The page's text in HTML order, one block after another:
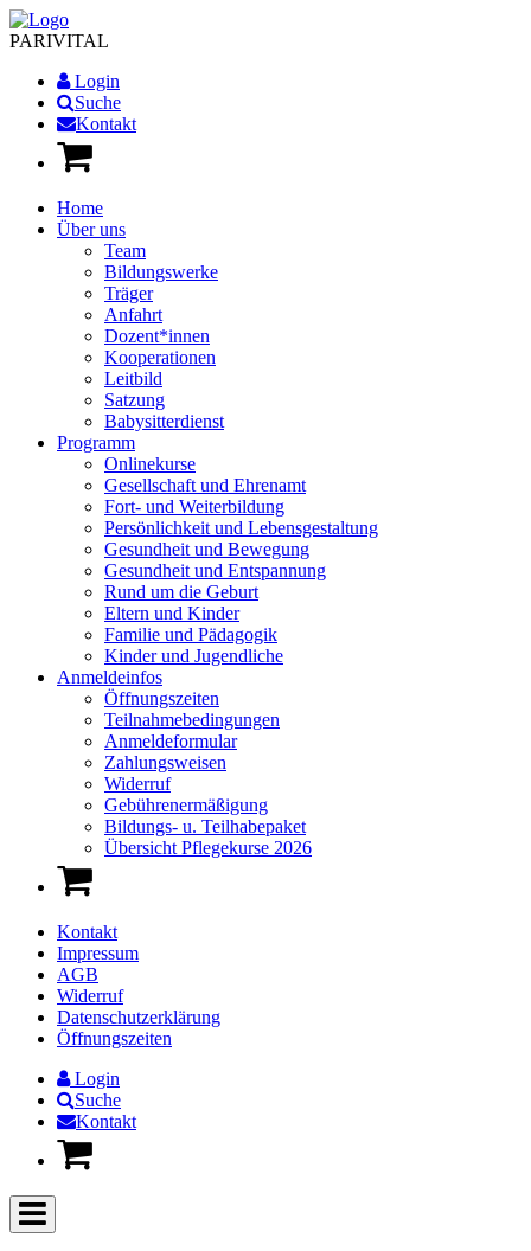
PARIVITAL
Login
Suche
Kontakt
Home
Über uns
Team
Bildungswerke
Träger
Anfahrt
Dozent*innen
Kooperationen
Leitbild
Satzung
Babysitterdienst
Programm
Onlinekurse
Gesellschaft und Ehrenamt
Fort- und Weiterbildung
Persönlichkeit und Lebensgestaltung
Gesundheit und Bewegung
Gesundheit und Entspannung
Rund um die Geburt
Eltern und Kinder
Familie und Pädagogik
Kinder und Jugendliche
Anmeldeinfos
Öffnungszeiten
Teilnahmebedingungen
Anmeldeformular
Zahlungsweisen
Widerruf
Gebührenermäßigung
Bildungs- u. Teilhabepaket
Übersicht Pflegekurse 2026
Kontakt
Impressum
AGB
Widerruf
Datenschutzerklärung
Öffnungszeiten
Login
Suche
Kontakt